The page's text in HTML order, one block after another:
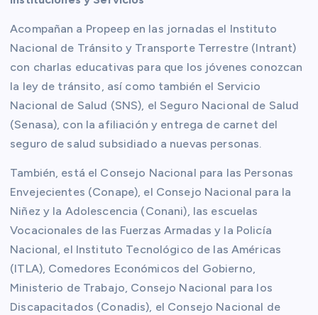
Acompañan a Propeep en las jornadas el Instituto
Nacional de Tránsito y Transporte Terrestre (Intrant)
con charlas educativas para que los jóvenes conozcan
la ley de tránsito, así como también el Servicio
Nacional de Salud (SNS), el Seguro Nacional de Salud
(Senasa), con la afiliación y entrega de carnet del
seguro de salud subsidiado a nuevas personas.
También, está el Consejo Nacional para las Personas
Envejecientes (Conape), el Consejo Nacional para la
Niñez y la Adolescencia (Conani), las escuelas
Vocacionales de las Fuerzas Armadas y la Policía
Nacional, el Instituto Tecnológico de las Américas
(ITLA), Comedores Económicos del Gobierno,
Ministerio de Trabajo, Consejo Nacional para los
Discapacitados (Conadis), el Consejo Nacional de